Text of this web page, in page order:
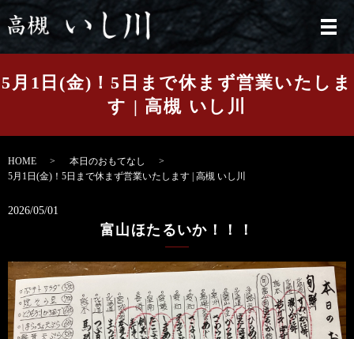
メ
5月1日(金)！5日まで休まず営業いたしま
す | 高槻 いし川
HOME
本日のおもてなし
5月1日(金)！5日まで休まず営業いたします | 高槻 いし川
2026/05/01
富山ほたるいか！！！